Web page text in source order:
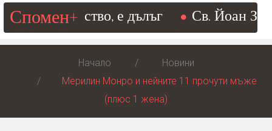
Спомен+ е дълъг Св. Йоан
Начало
Новини
Мерилин Монро и нейните 11 прочути мъже
(плюс 1 жена)